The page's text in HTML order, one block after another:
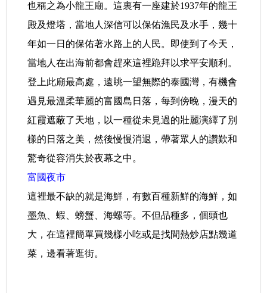
也稱之為小龍王廟。這裏有一座建於1937年的龍王
殿及燈塔，當地人深信可以保佑漁民及水手，幾十
年如一日的保佑著水路上的人民。即使到了今天，
當地人在出海前都會趕來這裡跪拜以求平安順利。
登上此廟最高處，遠眺一望無際的泰國灣，有機會
遇見最溫柔華麗的富國島日落，每到傍晚，漫天的
紅霞遮蔽了天地，以一種從未見過的壯麗演繹了別
樣的日落之美，然後慢慢消退，帶著眾人的讚歎和
驚奇從容消失於夜幕之中。
富國夜市
這裡最不缺的就是海鮮，有數百種新鮮的海鮮，如
墨魚、蝦、螃蟹、海螺等。不但品種多，個頭也
大，在這裡簡單買幾樣小吃或是找間熱炒店點幾道
菜，邊看著逛街。